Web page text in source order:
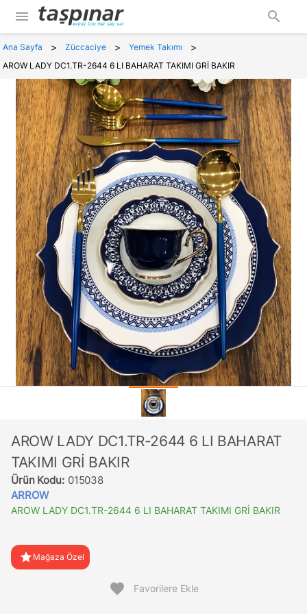
menu search
Ana Sayfa > Züccaciye > Yemek Takımı >
AROW LADY DC1.TR-2644 6 LI BAHARAT TAKIMI GRİ BAKIR
AROW LADY DC1.TR-2644 6 LI BAHARAT
TAKIMI GRİ BAKIR
Ürün Kodu: 015038
ARROW
AROW LADY DC1.TR-2644 6 LI BAHARAT TAKIMI GRİ BAKIR
star Mağaza Özel
favorite Favorilere Ekle